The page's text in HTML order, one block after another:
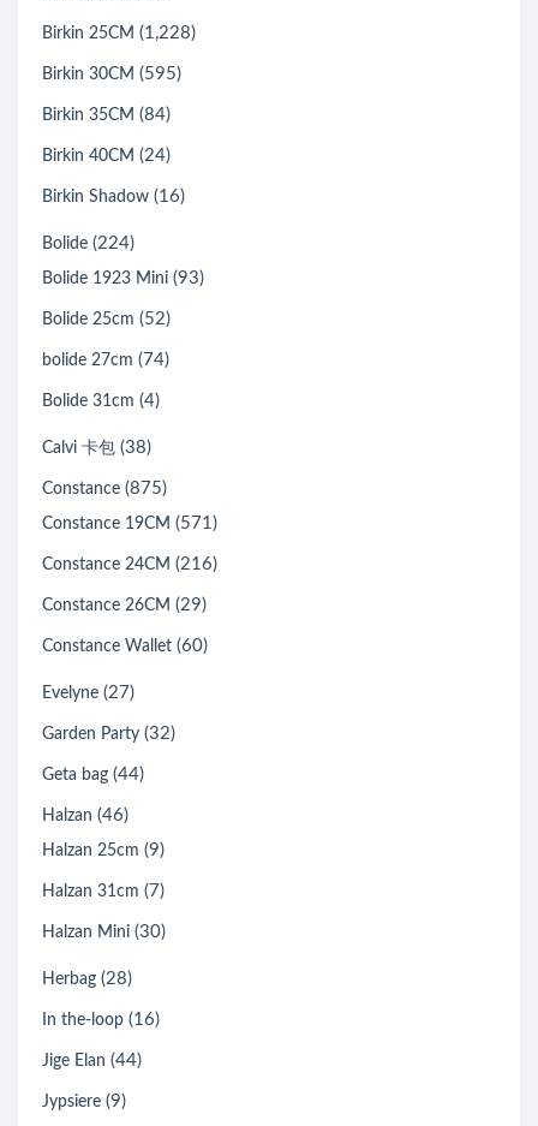
Birkin 25CM (1,228)
Birkin 30CM (595)
Birkin 35CM (84)
Birkin 40CM (24)
Birkin Shadow (16)
Bolide (224)
Bolide 1923 Mini (93)
Bolide 25cm (52)
bolide 27cm (74)
Bolide 31cm (4)
Calvi 卡包 (38)
Constance (875)
Constance 19CM (571)
Constance 24CM (216)
Constance 26CM (29)
Constance Wallet (60)
Evelyne (27)
Garden Party (32)
Geta bag (44)
Halzan (46)
Halzan 25cm (9)
Halzan 31cm (7)
Halzan Mini (30)
Herbag (28)
In the-loop (16)
Jige Elan (44)
Jypsiere (9)